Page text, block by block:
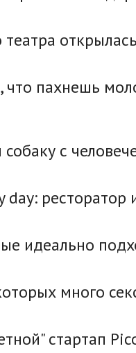
пахнешь
собаку с
day:
идеально
много
стартап